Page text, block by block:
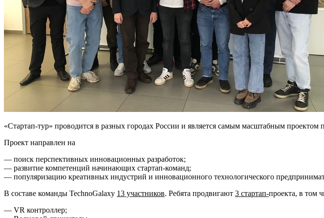
«Стартап-тур» проводится в разных городах России и является самым масштабным
Проект направлен на
— поиск перспективных инновационных разработок;
— развитие компетенций начинающих стартап-команд;
— популяризацию креативных индустрий и инновационного технологического
В составе команды TechnoGalaxy 13 участников. Ребята продвигают 3 стартап-проекта, в том
— VR контроллер;